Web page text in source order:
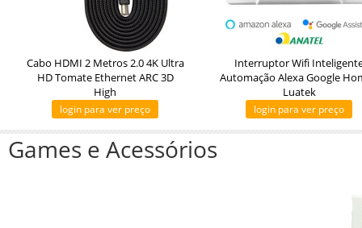
Cabo HDMI 2 Metros 2.0 4K Ultra
HD Tomate Ethernet ARC 3D
High
login para ver preço
Interruptor Wifi
Automação Alexa Google
Luatek
login para ver preço
Games e Acessórios